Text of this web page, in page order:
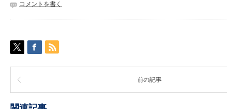
コメントを書く
前の記事